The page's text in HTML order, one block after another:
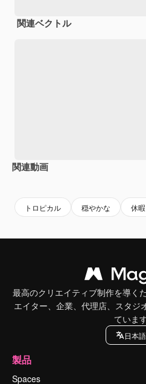
関連ベクトル
関連動画
トロピカル 穏やかな 休暇
最高のクリエイティブ制作を導く
エイター、企業、代理店、スタジ
ています
日本語
製品
Spaces